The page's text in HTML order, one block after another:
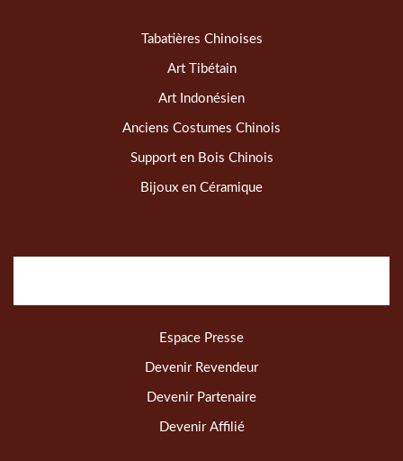
Tabatières Chinoises
Art Tibétain
Art Indonésien
Anciens Costumes Chinois
Support en Bois Chinois
Bijoux en Céramique
Espace Presse
Devenir Revendeur
Devenir Partenaire
Devenir Affilié